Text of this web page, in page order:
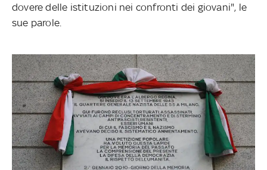
dovere delle istituzioni nei confronti dei giovani", le
sue parole.